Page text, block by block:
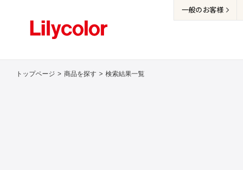
一般のお客様
トップページ 商品を探す 検索結果一覧